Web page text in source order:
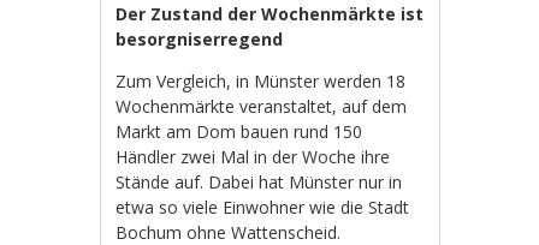
Der Zustand der Wochenmärkte ist
besorgniserregend
Zum Vergleich, in Münster werden 18
Wochenmärkte veranstaltet, auf dem
Markt am Dom bauen rund 150
Händler zwei Mal in der Woche ihre
Stände auf. Dabei hat Münster nur in
etwa so viele Einwohner wie die Stadt
Bochum ohne Wattenscheid.